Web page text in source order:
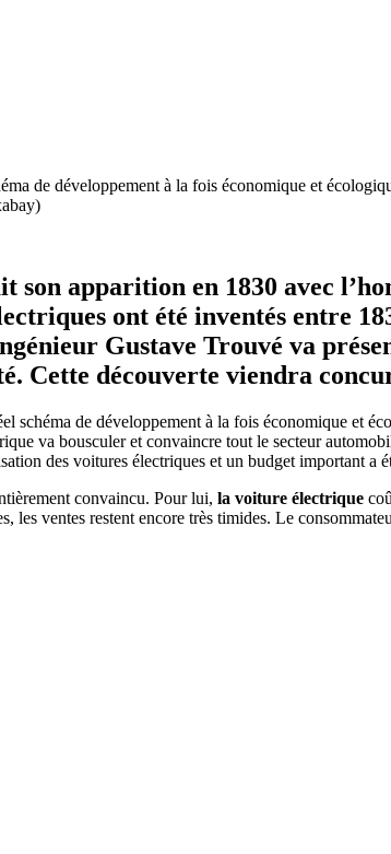
de développement à la fois économique et
apparition en 1830 avec
ont été inventés entre
Gustave Trouvé va
Cette découverte viendra
schéma de développement à la fois économique et
va bousculer et convaincre tout le secteur
des voitures électriques et un budget important a
convaincu. Pour lui, la voiture électrique
les ventes restent encore très timides. Le